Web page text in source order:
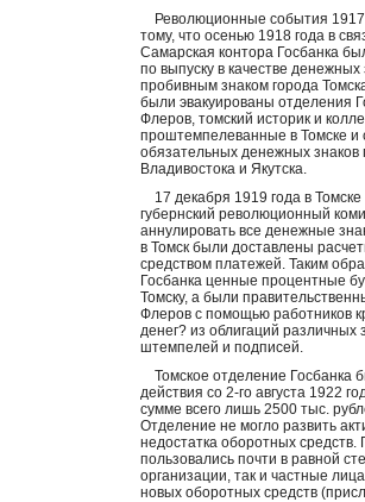
Революционные события 1917
тому, что осенью 1918 года в
Самарская контора Госбанка
по выпуску в качестве
пробивным знаком города
были эвакуированы отделения
Флеров, томский историк и
проштемпелеванные в Томске и
обязательных денежных
Владивостока и Якутска.
17 декабря 1919 года в
губернский революционный
аннулировать все денежные
в Томск были доставлены
средством платежей. Таким
Госбанка ценные процентные
Томску, а были
Флеров с помощью работников
денег? из облигаций
штемпелей и подписей.
Томское отделение Госбанка
действия со 2-го августа 1922
сумме всего лишь 2500 тыс.
Отделение не могло развить
недостатка оборотных
пользовались почти в равной
организации, так и частные
новых оборотных средств